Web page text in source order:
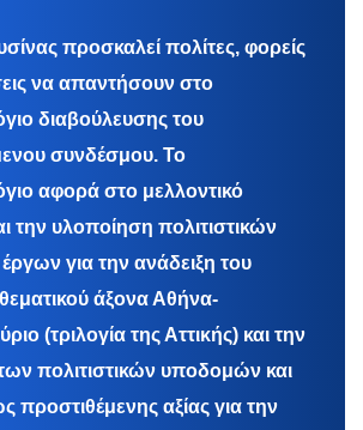
προσκαλεί πολίτες, φορείς
να απαντήσουν στο
διαβούλευσης του
συνδέσμου. Το
αφορά στο μελλοντικό
την υλοποίηση πολιτιστικών
για την ανάδειξη του
θεματικού άξονα Αθήνα-
(τριλογία της Αττικής) και την
πολιτιστικών υποδομών και
προστιθέμενης αξίας για την